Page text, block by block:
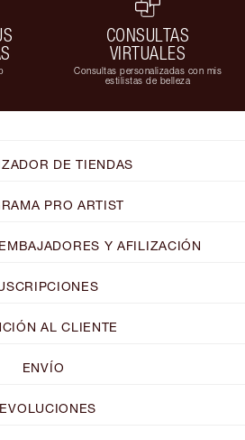
CONSULTAS
VIRTUALES
Consultas personalizadas con mis
estilistas de belleza
DE TIENDAS
PRO ARTIST
Y AFILIZACIÓN
AL CLIENTE
ENVÍO